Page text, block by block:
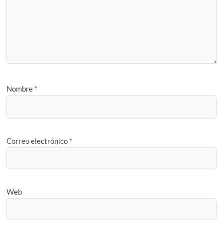
Nombre *
Correo electrónico *
Web